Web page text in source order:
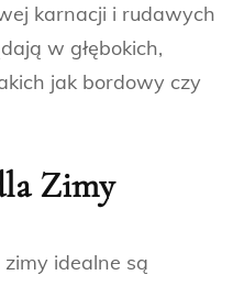
karnacji i rudawych
w głębokich,
jak bordowy czy
Zimy
idealne są